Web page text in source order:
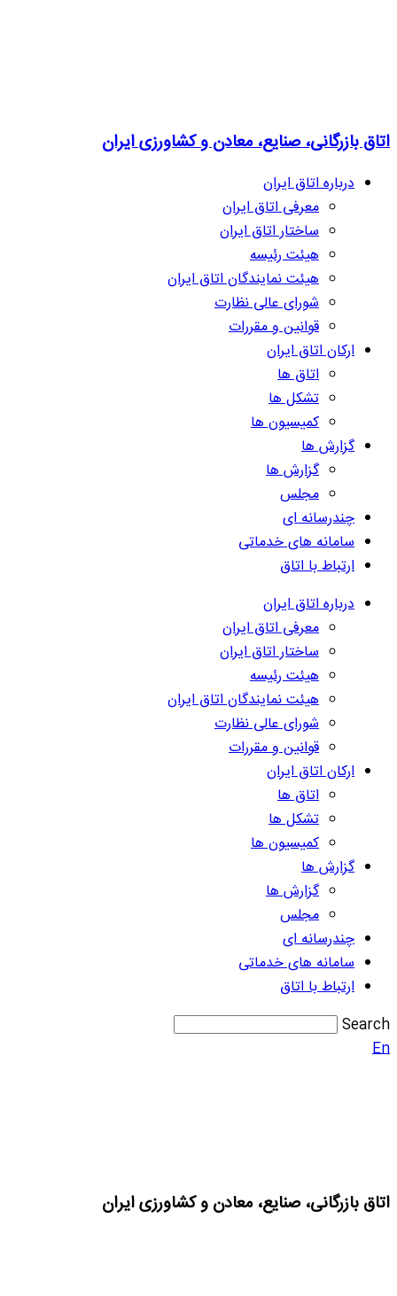
اتاق بازرگانی، صنایع، معادن و کشاورزی ایران
درباره اتاق ایران
معرفی اتاق ایران
ساختار اتاق ایران
هیئت رئیسه
هیئت نمایندگان اتاق ایران
شورای عالی نظارت
قوانین و مقررات
ارکان اتاق ایران
اتاق ها
تشکل ها
کمیسیون ها
گزارش ها
گزارش ها
مجلس
چندرسانه ای
سامانه های خدماتی
ارتباط با اتاق
درباره اتاق ایران
معرفی اتاق ایران
ساختار اتاق ایران
هیئت رئیسه
هیئت نمایندگان اتاق ایران
شورای عالی نظارت
قوانین و مقررات
ارکان اتاق ایران
اتاق ها
تشکل ها
کمیسیون ها
گزارش ها
گزارش ها
مجلس
چندرسانه ای
سامانه های خدماتی
ارتباط با اتاق
Search
En
اتاق بازرگانی، صنایع، معادن و کشاورزی ایران